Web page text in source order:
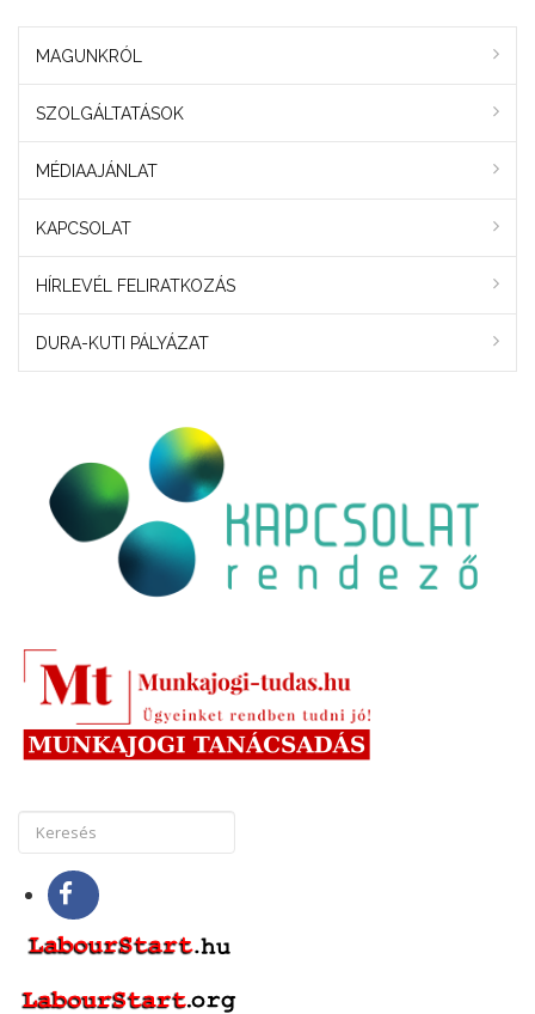
MAGUNKRÓL
SZOLGÁLTATÁSOK
MÉDIAAJÁNLAT
KAPCSOLAT
HÍRLEVÉL FELIRATKOZÁS
DURA-KUTI PÁLYÁZAT